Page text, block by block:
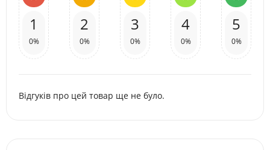
1
0%
2
0%
3
0%
4
0%
5
0%
Відгуків про цей товар ще не було.